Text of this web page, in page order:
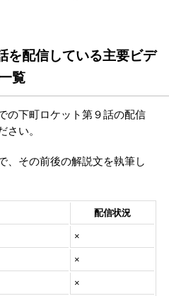
を配信している主要ビデ
覧
の下町ロケット第９話の配信
さい。
、その前後の解説文を執筆し
配信状況
×
×
×